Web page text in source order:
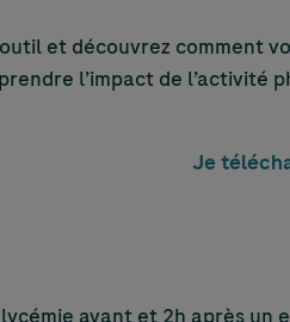
et découvrez comment
l’impact de
Je